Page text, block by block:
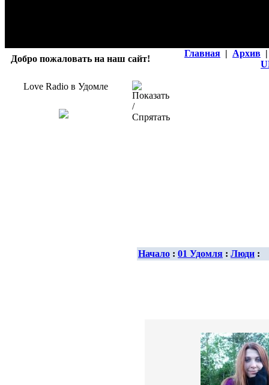
Добро пожаловать на наш сайт!
Главная | Архив |
Love Radio в Удомле
Начало : 01 Удомля : Люди :